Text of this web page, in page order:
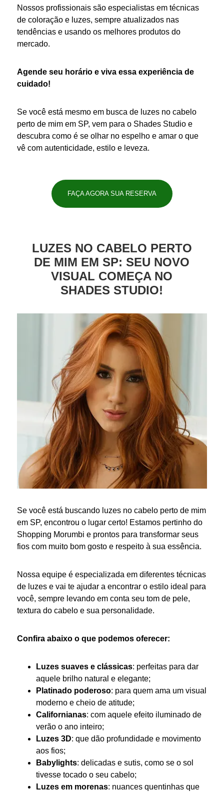
Nossos profissionais são especialistas em técnicas
de coloração e luzes, sempre atualizados nas
tendências e usando os melhores produtos do
mercado.
Agende seu horário e viva essa experiência de
cuidado!
Se você está mesmo em busca de luzes no cabelo
perto de mimem SP, vem para o Shades Studio e
descubra como é se olhar no espelho e amar o que
vê com autenticidade, estilo e leveza.
FAÇA AGORA SUA RESERVA
LUZES NO CABELO PERTO
DE MIM EM SP: SEU NOVO
VISUAL COMEÇA NO
SHADES STUDIO!
Se você está buscando luzes no cabelo perto de mim
em SP, encontrou o lugar certo! Estamos pertinho do
Shopping Morumbi e prontos para transformar seus
fios com muito bom gosto e respeito à sua essência.
Nossa equipe é especializada em diferentes técnicas
de luzese vai te ajudar a encontrar o estilo ideal para
você, sempre levando em conta seu tom de pele,
textura do cabeloe sua personalidade.
Confira abaixo o que podemos oferecer:
Luzessuaves e clássicas: perfeitas para dar
aquele brilho natural e elegante;
Platinado poderoso: para quem ama um visual
moderno e cheio de atitude;
Californianas: com aquele efeito iluminado de
verão o ano inteiro;
Luzes3D: que dão profundidade e movimento
aos fios;
Babylights: delicadas e sutis, como se o sol
tivesse tocado o seu cabelo;
Luzesem morenas: nuances quentinhas que